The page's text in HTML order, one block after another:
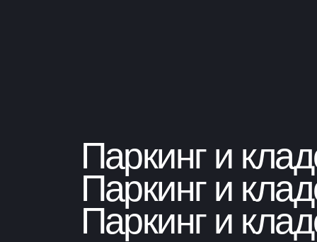
Паркинг и
Паркинг и
Паркинг и